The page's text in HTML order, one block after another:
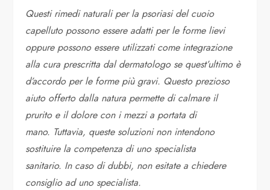
Questi rimedi naturali per la psoriasi del cuoio
capelluto possono essere adatti per le forme lievi
oppure possono essere utilizzati come integrazione
alla cura prescritta dal dermatologo se quest’ultimo è
d’accordo per le forme più gravi. Questo prezioso
aiuto offerto dalla natura permette di calmare il
prurito e il dolore con i mezzi a portata di
mano. Tuttavia, queste soluzioni non intendono
sostituire la competenza di uno specialista
sanitario. In caso di dubbi, non esitate a chiedere
consiglio ad uno specialista.